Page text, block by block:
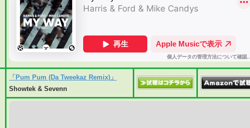
「Pum Pum (Da Tweekaz Remix)」
Showtek & Sevenn